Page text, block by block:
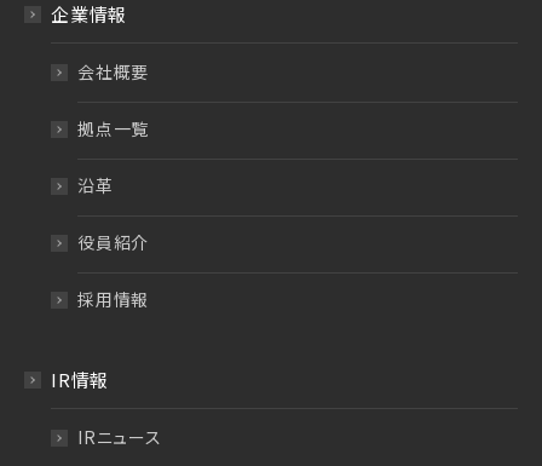
企業情報
会社概要
拠点一覧
沿革
役員紹介
採用情報
IR情報
IRニュース